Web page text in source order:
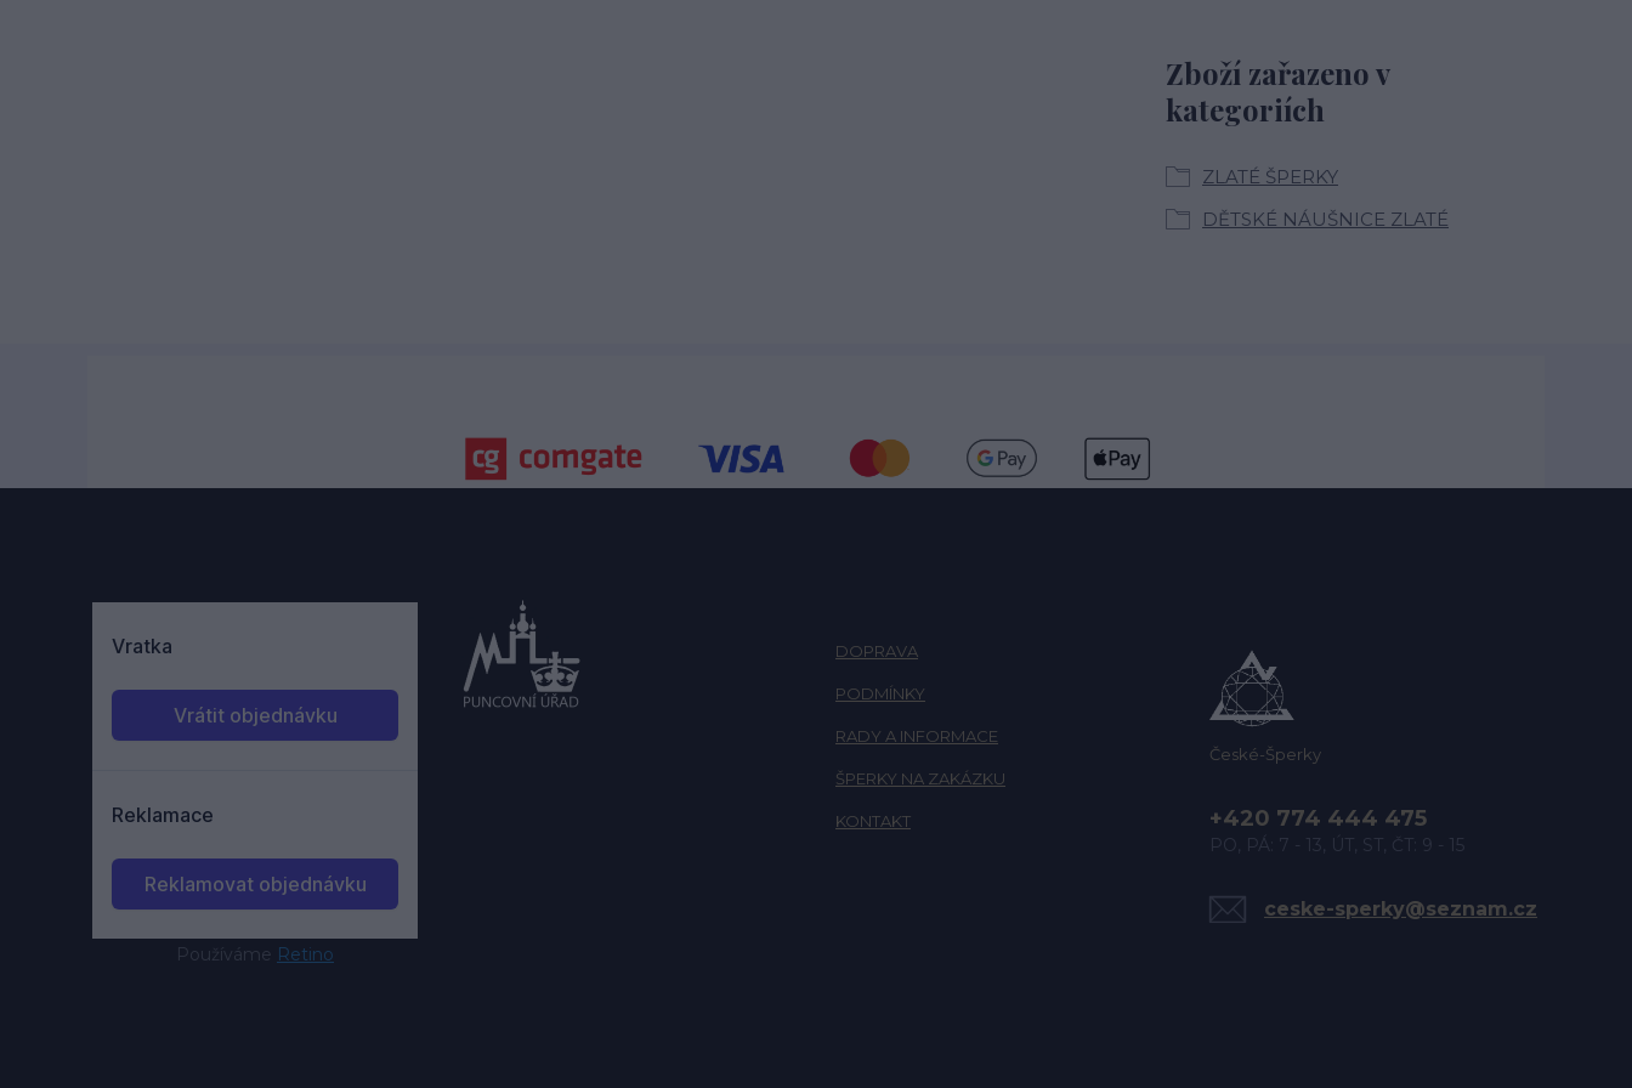
Zboží zařazeno v
kategoriích
ZLATÉ ŠPERKY
DĚTSKÉ NÁUŠNICE ZLATÉ
Používáme Retino
DOPRAVA
PODMÍNKY
RADY A INFORMACE
ŠPERKY NA ZAKÁZKU
KONTAKT
České-Šperky
+420 774 444 475
PO, PÁ: 7 - 13, ÚT, ST, ČT: 9 - 15
ceske-sperky@seznam.cz